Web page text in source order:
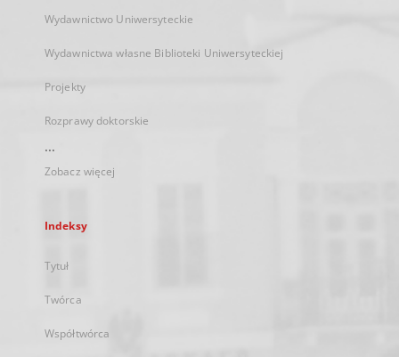
Wydawnictwo Uniwersyteckie
Wydawnictwa własne Biblioteki Uniwersyteckiej
Projekty
Rozprawy doktorskie
...
Zobacz więcej
Indeksy
Tytuł
Twórca
Współtwórca